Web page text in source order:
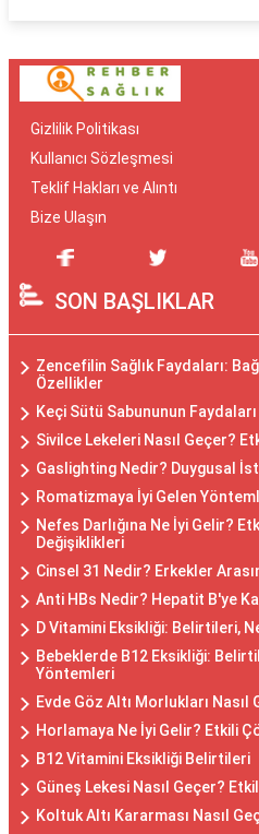
Gizlilik Politikası
Kullanıcı Sözleşmesi
Teklif Hakları ve Alıntı
Bize Ulaşın
SON BAŞLIKLAR
Zencefilin Sağlık Faydaları:
Özellikler
Keçi Sütü Sabununun
Sivilce Lekeleri Nasıl Geçer?
Gaslighting Nedir? Duygusal
Romatizmaya İyi Gelen
Nefes Darlığına Ne İyi Gelir?
Değişiklikleri
Cinsel 31 Nedir? Erkekler
Anti HBs Nedir? Hepatit B'ye
D Vitamini Eksikliği: Belirtileri,
Bebeklerde B12 Eksikliği:
Yöntemleri
Evde Göz Altı Morlukları
Horlamaya Ne İyi Gelir? Etkili
B12 Vitamini Eksikliği Belirtileri
Güneş Lekesi Nasıl Geçer?
Koltuk Altı Kararması Nasıl